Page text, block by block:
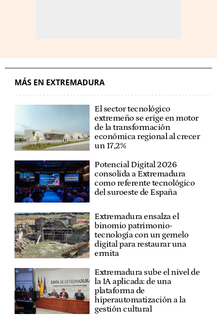
MÁS EN EXTREMADURA
El sector tecnológico
extremeño se erige en motor
de la transformación
económica regional al crecer
un 17,2%
Potencial Digital 2026
consolida a Extremadura
como referente tecnológico
del suroeste de España
Extremadura ensalza el
binomio patrimonio-
tecnología con un gemelo
digital para restaurar una
ermita
Extremadura sube el nivel de
la IA aplicada: de una
plataforma de
hiperautomatización a la
gestión cultural